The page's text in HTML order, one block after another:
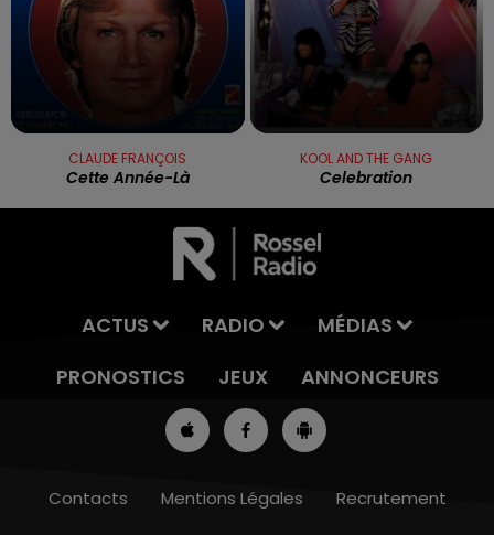
CLAUDE FRANÇOIS
Cette Année-Là
KOOL AND THE GANG
Celebration
ACTUS RADIO
MÉDIAS
PRONOSTICS
JEUX ANNONCEURS
Contacts Mentions Légales
Recrutement